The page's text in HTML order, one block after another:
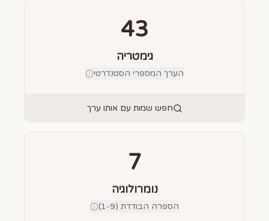
43
גימטריה
הערך המספרי הסטנדרטי
חפש שמות עם אותו ערך
7
נומרולוגיה
הספרה הבודדת (1-9)